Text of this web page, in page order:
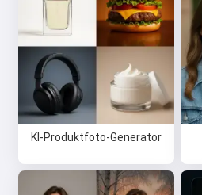
KI-Produktfoto-Generator